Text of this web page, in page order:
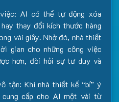
AI có thể tự động xóa
thay đổi kích thước hàng
vài giây. Nhờ đó, nhà thiết
gian cho những công việc
hơn, đòi hỏi sự tư duy và
tận: Khi nhà thiết kế “bí” ý
cấp cho AI một vài từ